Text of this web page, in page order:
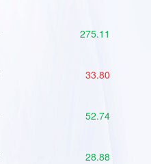
275.11
33.80
52.74
28.88